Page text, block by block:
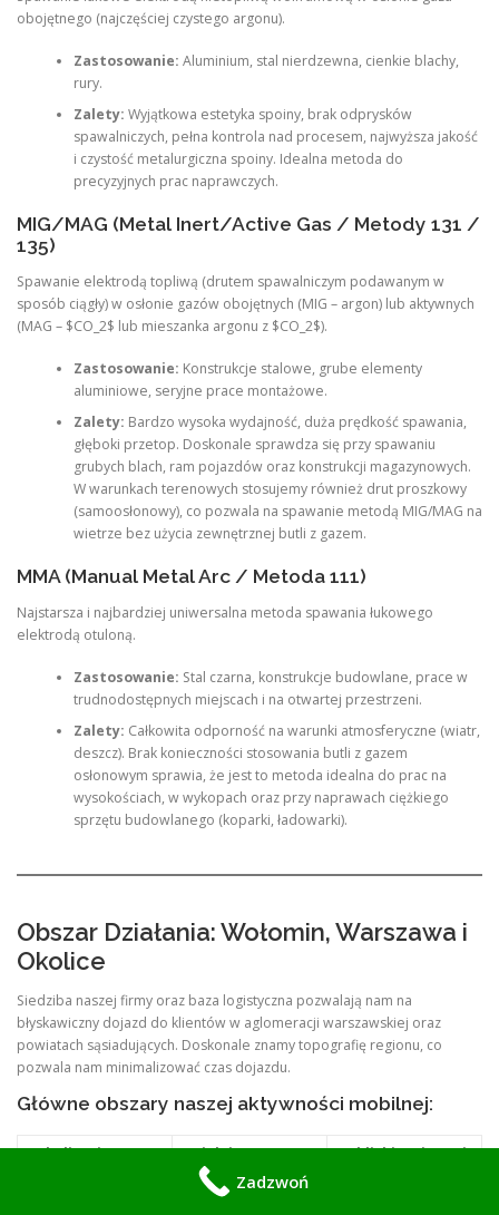
obojętnego (najczęściej czystego argonu).
Zastosowanie: Aluminium, stal nierdzewna, cienkie blachy,
rury.
Zalety: Wyjątkowa estetyka spoiny, brak odprysków
spawalniczych, pełna kontrola nad procesem, najwyższa jakość
i czystość metalurgiczna spoiny. Idealna metoda do
precyzyjnych prac naprawczych.
MIG/MAG (Metal Inert/Active Gas / Metody 131 /
135)
Spawanie elektrodą topliwą (drutem spawalniczym podawanym w
sposób ciągły) w osłonie gazów obojętnych (MIG – argon) lub aktywnych
(MAG – $CO_2$ lub mieszanka argonu z $CO_2$).
Zastosowanie: Konstrukcje stalowe, grube elementy
aluminiowe, seryjne prace montażowe.
Zalety: Bardzo wysoka wydajność, duża prędkość spawania,
głęboki przetop. Doskonale sprawdza się przy spawaniu
grubych blach, ram pojazdów oraz konstrukcji magazynowych.
W warunkach terenowych stosujemy również drut proszkowy
(samoosłonowy), co pozwala na spawanie metodą MIG/MAG na
wietrze bez użycia zewnętrznej butli z gazem.
MMA (Manual Metal Arc / Metoda 111)
Najstarsza i najbardziej uniwersalna metoda spawania łukowego
elektrodą otuloną.
Zastosowanie: Stal czarna, konstrukcje budowlane, prace w
trudnodostępnych miejscach i na otwartej przestrzeni.
Zalety: Całkowita odporność na warunki atmosferyczne (wiatr,
deszcz). Brak konieczności stosowania butli z gazem
osłonowym sprawia, że jest to metoda idealna do prac na
wysokościach, w wykopach oraz przy naprawach ciężkiego
sprzętu budowlanego (koparki, ładowarki).
Obszar Działania: Wołomin, Warszawa i
Okolice
Siedziba naszej firmy oraz baza logistyczna pozwalają nam na
błyskawiczny dojazd do klientów w aglomeracji warszawskiej oraz
powiatach sąsiadujących. Doskonale znamy topografię regionu, co
pozwala nam minimalizować czas dojazdu.
Główne obszary naszej aktywności mobilnej:
Lokalizacja
Dzielnice
Warszawy
Pobliskie Miasta i
Zadzwoń